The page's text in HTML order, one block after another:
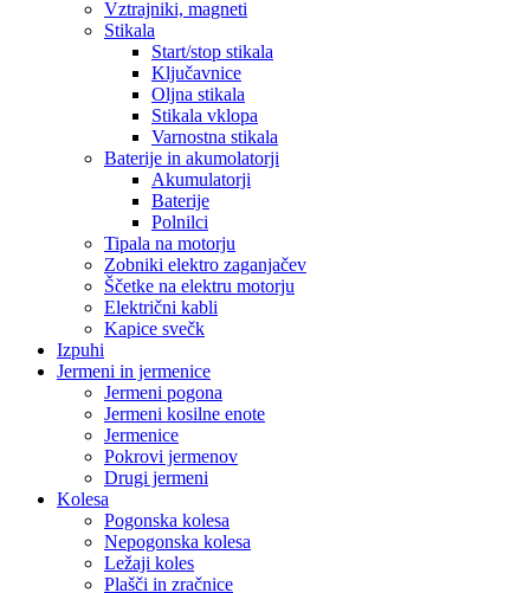
Vztrajniki, magneti
Stikala
Start/stop stikala
Ključavnice
Oljna stikala
Stikala vklopa
Varnostna stikala
Baterije in akumolatorji
Akumulatorji
Baterije
Polnilci
Tipala na motorju
Zobniki elektro zaganjačev
Ščetke na elektru motorju
Električni kabli
Kapice svečk
Izpuhi
Jermeni in jermenice
Jermeni pogona
Jermeni kosilne enote
Jermenice
Pokrovi jermenov
Drugi jermeni
Kolesa
Pogonska kolesa
Nepogonska kolesa
Ležaji koles
Plašči in zračnice